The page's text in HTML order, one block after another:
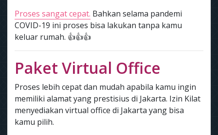
Proses sangat cepat. Bahkan selama pandemi
COVID-19 ini proses bisa lakukan tanpa kamu
keluar rumah. 👍👍👍
Paket Virtual Office
Proses lebih cepat dan mudah apabila kamu ingin
memiliki alamat yang prestisius di Jakarta. Izin Kilat
menyediakan virtual office di Jakarta yang bisa
kamu pilih.